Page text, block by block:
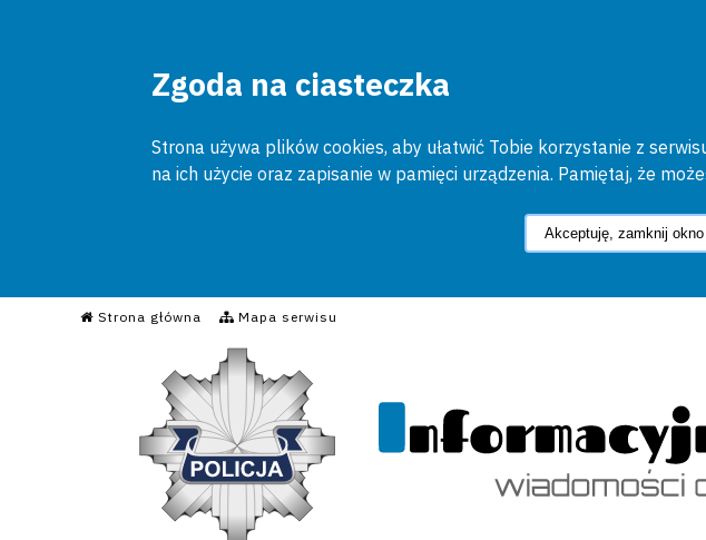
Zgoda na ciasteczka
Strona używa plików cookies, aby ułatwić Tobie korzystanie z
na ich użycie oraz zapisanie w pamięci urządzenia. Pamiętaj, że
Akceptuję, zamknij okno
Strona główna Mapa serwisu
Informacyjny Serwis Policyjny